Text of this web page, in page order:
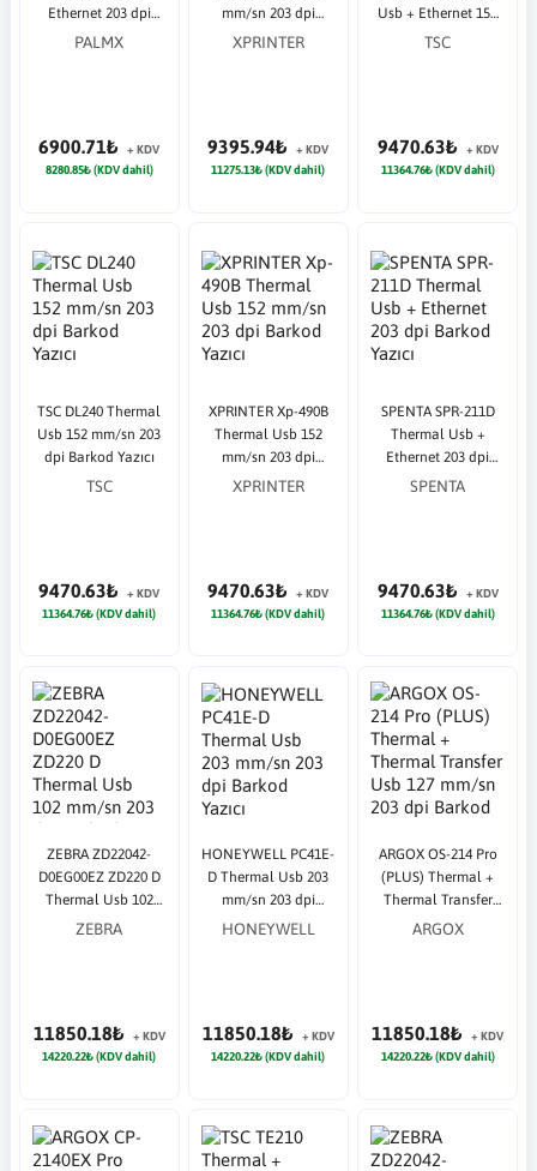
Ethernet 203 dpi
Barkod Yazıcı
PALMX
6900.71₺
+ KDV
8280.85₺ (KDV dahil)
mm/sn 203 dpi
Barkod Yazıcı
XPRINTER
9395.94₺
+ KDV
11275.13₺ (KDV dahil)
Usb + Ethernet 152
mm/sn 203 dpi
TSC
9470.63₺
+ KDV
11364.76₺ (KDV dahil)
TSC DL240 Thermal
Usb 152 mm/sn 203
dpi Barkod Yazıcı
TSC
9470.63₺
+ KDV
11364.76₺ (KDV dahil)
XPRINTER Xp-490B
Thermal Usb 152
mm/sn 203 dpi
Barkod Yazıcı
XPRINTER
9470.63₺
+ KDV
11364.76₺ (KDV dahil)
SPENTA SPR-211D
Thermal Usb +
Ethernet 203 dpi
Barkod Yazıcı
SPENTA
9470.63₺
+ KDV
11364.76₺ (KDV dahil)
ZEBRA ZD22042-
D0EG00EZ ZD220 D
Thermal Usb 102
mm/sn 203 dpi
ZEBRA
11850.18₺
+ KDV
14220.22₺ (KDV dahil)
HONEYWELL PC41E-
D Thermal Usb 203
mm/sn 203 dpi
Barkod Yazıcı
HONEYWELL
11850.18₺
+ KDV
14220.22₺ (KDV dahil)
ARGOX OS-214 Pro
(PLUS) Thermal +
Thermal Transfer
Usb 127 mm/sn 203
ARGOX
11850.18₺
+ KDV
14220.22₺ (KDV dahil)